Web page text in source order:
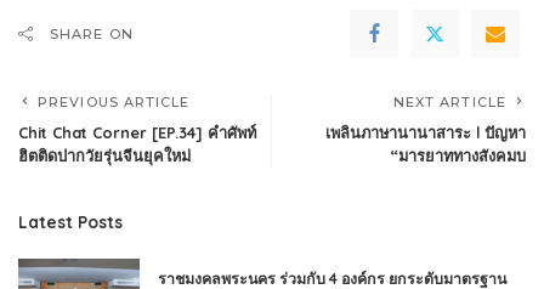
SHARE ON
PREVIOUS ARTICLE
Chit Chat Corner [EP.34] คำศัพท์
ฮิตติดปากวัยรุ่นจีนยุคใหม่
NEXT ARTICLE
เพลินภาษานานาสาระ l ปัญหา
“มารยาททางสังคมบ
Latest Posts
ราชมงคลพระนคร ร่วมกับ 4 องค์กร ยกระดับมาตรฐาน